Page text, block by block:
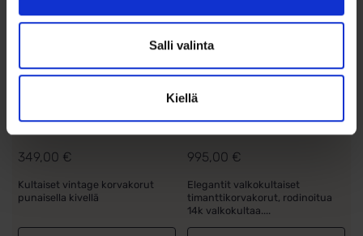
Salli valinta
Kiellä
synteettinen...
349,00 €
Kultaiset vintage korvakorut
punaisella kivellä
Timanttikorvakorut
14k – 0...
995,00 €
Elegantit valkokultaiset
timanttikorvakorut, rodinoitua
14k valkokultaa....